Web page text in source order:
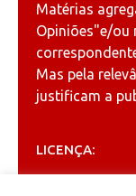
Matérias
Opiniões"e/ou
Mas pela
justificam a
LICENÇA: